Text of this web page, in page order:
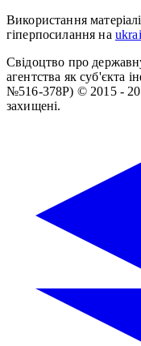
Використання
гіперпосилання на
Свідоцтво про
агентства як суб'єкта
№516-378Р) © 2015 -
захищені.